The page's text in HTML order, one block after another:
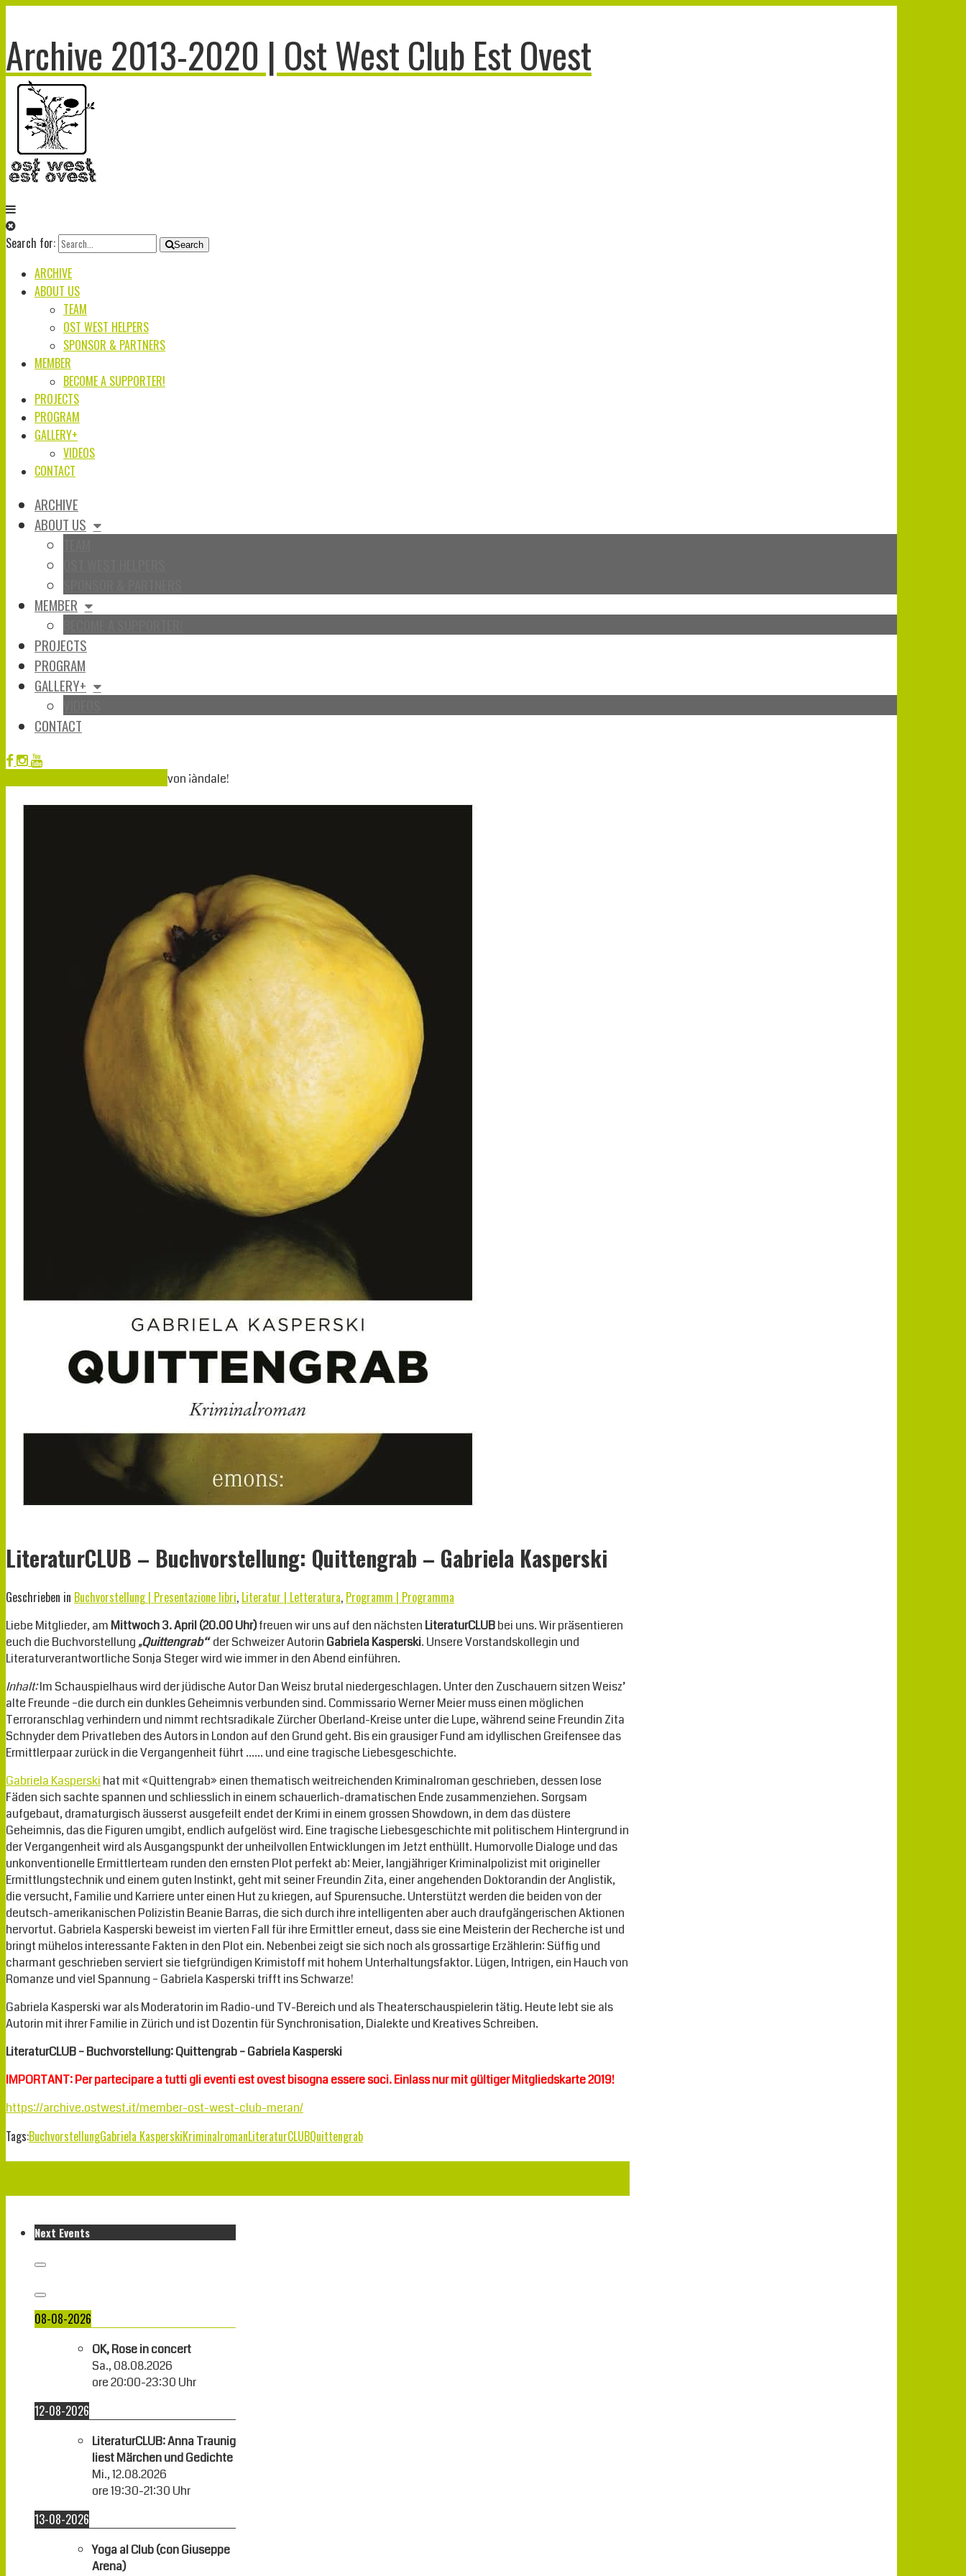
Archive 2013-2020 | Ost West Club Est Ovest
Search for: Search
ARCHIVE
ABOUT US
TEAM
OST WEST HELPERS
SPONSOR & PARTNERS
MEMBER
BECOME A SUPPORTER!
PROJECTS
PROGRAM
GALLERY+
VIDEOS
CONTACT
ARCHIVE
ABOUT US
MEMBER
PROJECTS
PROGRAM
GALLERY+
CONTACT
von ¡àndale!
LiteraturCLUB – Buchvorstellung: Quittengrab – Gabriela Kasperski
Geschrieben in Buchvorstellung | Presentazione libri, Literatur | Letteratura, Programm | Programma
Liebe Mitglieder, am Mittwoch 3. April (20.00 Uhr)freuen wir uns auf den nächsten LiteraturCLUBbei uns. Wir präsentieren
euch die Buchvorstellung „Quittengrab“der Schweizer Autorin Gabriela Kasperski. Unsere Vorstandskollegin und
Literaturverantwortliche Sonja Steger wird wie immer in den Abend einführen.
Inhalt:Im Schauspielhaus wird der jüdische Autor Dan Weisz brutal niedergeschlagen. Unter den Zuschauern sitzen Weisz’
alte Freunde –die durch ein dunkles Geheimnis verbunden sind. Commissario Werner Meier muss einen möglichen
Terroranschlag verhindern und nimmt rechtsradikale Zürcher Oberland-Kreise unter die Lupe, während seine Freundin Zita
Schnyder dem Privatleben des Autors in London auf den Grund geht. Bis ein grausiger Fund am idyllischen Greifensee das
Ermittlerpaar zurück in die Vergangenheit führt …… und eine tragische Liebesgeschichte.
Gabriela Kasperski hat mit «Quittengrab» einen thematisch weitreichenden Kriminalroman geschrieben, dessen lose
Fäden sich sachte spannen und schliesslich in einem schauerlich-dramatischen Ende zusammenziehen. Sorgsam
aufgebaut, dramaturgisch äusserst ausgefeilt endet der Krimi in einem grossen Showdown, in dem das düstere
Geheimnis, das die Figuren umgibt, endlich aufgelöst wird. Eine tragische Liebesgeschichte mit politischem Hintergrund in
der Vergangenheit wird als Ausgangspunkt der unheilvollen Entwicklungen im Jetzt enthüllt. Humorvolle Dialoge und das
unkonventionelle Ermittlerteam runden den ernsten Plot perfekt ab: Meier, langjähriger Kriminalpolizist mit origineller
Ermittlungstechnik und einem guten Instinkt, geht mit seiner Freundin Zita, einer angehenden Doktorandin der Anglistik,
die versucht, Familie und Karriere unter einen Hut zu kriegen, auf Spurensuche. Unterstützt werden die beiden von der
deutsch-amerikanischen Polizistin Beanie Barras, die sich durch ihre intelligenten aber auch draufgängerischen Aktionen
hervortut. Gabriela Kasperski beweist im vierten Fall für ihre Ermittler erneut, dass sie eine Meisterin der Recherche ist und
bringt mühelos interessante Fakten in den Plot ein. Nebenbei zeigt sie sich noch als grossartige Erzählerin: Süffig und
charmant geschrieben serviert sie tiefgründigen Krimistoff mit hohem Unterhaltungsfaktor. Lügen, Intrigen, ein Hauch von
Romanze und viel Spannung – Gabriela Kasperski trifft ins Schwarze!
Gabriela Kasperski war als Moderatorin im Radio-und TV-Bereich und als Theaterschauspielerin tätig. Heute lebt sie als
Autorin mit ihrer Familie in Zürich und ist Dozentin für Synchronisation, Dialekte und Kreatives Schreiben.
LiteraturCLUB – Buchvorstellung: Quittengrab – Gabriela Kasperski
IMPORTANT: Per partecipare a tutti gli eventi est ovest bisogna essere soci. Einlass nur mit gültiger Mitgliedskarte 2019!
https://archive.ostwest.it/member-ost-west-club-meran/
Tags:BuchvorstellungGabriela KasperskiKriminalromanLiteraturCLUBQuittengrab
Next Events
08-08-2026
OK, Rose in concert
Sa., 08.08.2026
ore20:00-23:30 Uhr
12-08-2026
LiteraturCLUB: Anna Traunig
liest Märchen und Gedichte
Mi., 12.08.2026
ore19:30-21:30 Uhr
13-08-2026
Yoga al Club (con Giuseppe
Arena)